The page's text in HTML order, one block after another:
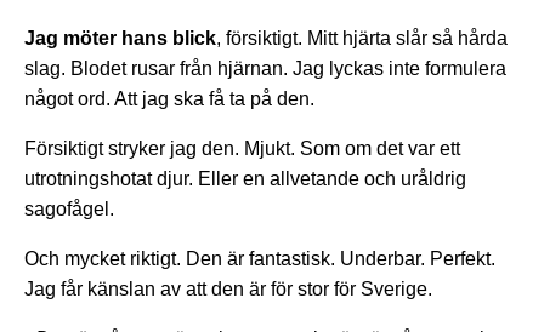
Jag möter hans blick, försiktigt. Mitt hjärta slår så hårda
slag. Blodet rusar från hjärnan. Jag lyckas inte formulera
något ord. Att jag ska få ta på den.
Försiktigt stryker jag den. Mjukt. Som om det var ett
utrotningshotat djur. Eller en allvetande och uråldrig
sagofågel.
Och mycket riktigt. Den är fantastisk. Underbar. Perfekt.
Jag får känslan av att den är för stor för Sverige.